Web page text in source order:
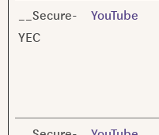
__Secure-
YEC
YouTube